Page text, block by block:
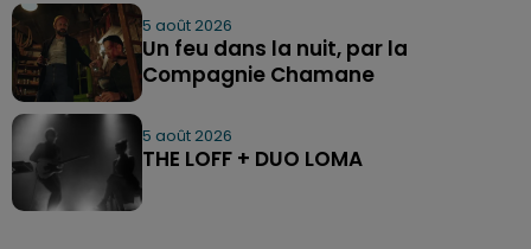
5 août 2026
Un feu dans la nuit, par la
Compagnie Chamane
5 août 2026
THE LOFF + DUO LOMA